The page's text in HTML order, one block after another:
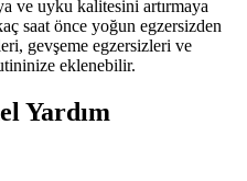
ve uyku kalitesini artırmaya
saat önce yoğun egzersizden
gevşeme egzersizleri ve
eklenebilir.
Yardım